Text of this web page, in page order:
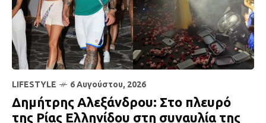
LIFESTYLE 6 Αυγούστου, 2026
Δημήτρης Αλεξάνδρου: Στο πλευρό
της Ρίας Ελληνίδου στη συναυλία της